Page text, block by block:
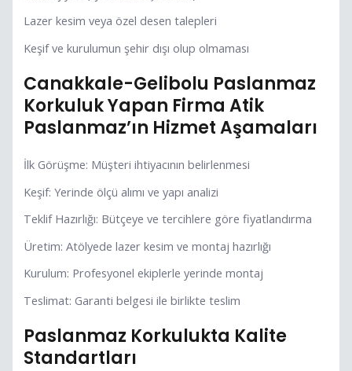
Lazer kesim veya özel desen talepleri
Keşif ve kurulumun şehir dışı olup olmaması
Canakkale-Gelibolu Paslanmaz
Korkuluk Yapan Firma Atik
Paslanmaz’ın Hizmet Aşamaları
İlk Görüşme: Müşteri ihtiyacının belirlenmesi
Keşif: Yerinde ölçü alımı ve yapı analizi
Teklif Hazırlığı: Bütçeye ve tercihlere göre fiyatlandırma
Üretim: Atölyede lazer kesim ve montaj hazırlığı
Kurulum: Profesyonel ekiplerle yerinde montaj
Teslimat: Garanti belgesi ile birlikte teslim
Paslanmaz Korkulukta Kalite
Standartları